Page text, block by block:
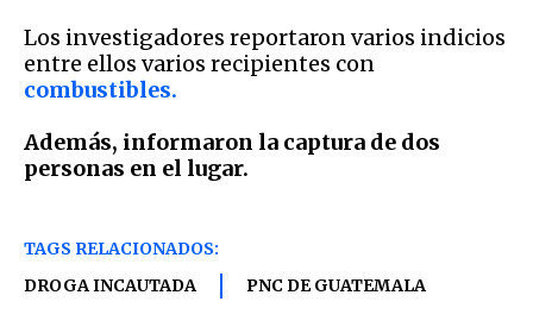
Los investigadores reportaron varios indicios
entre ellos varios recipientes con
combustibles.
Además, informaron la captura de dos
personas en el lugar.
TAGS RELACIONADOS:
DROGA INCAUTADA
PNC DE GUATEMALA